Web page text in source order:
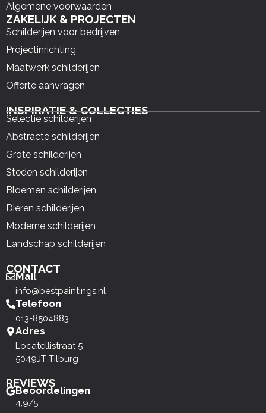
Algemene voorwaarden
ZAKELIJK & PROJECTEN
Schilderijen voor bedrijven
Projectinrichting
Maatwerk schilderijen
Offerte aanvragen
INSPIRATIE & COLLECTIES
Selectie schilderijen
Abstracte schilderijen
Grote schilderijen
Steden schilderijen
Bloemen schilderijen
Dieren schilderijen
Moderne schilderijen
Landschap schilderijen
CONTACT
Mail
info@bestpaintings.nl
Telefoon
013-8504883
Adres
Locatellistraat 5
5049JT Tilburg
REVIEWS
Beoordelingen
4,9/5